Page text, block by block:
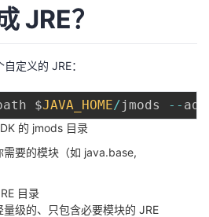
JRE？
定义的 JRE：
$JAVA_HOME/jmods -- add
的 jmods 目录
要的模块（如 java.base,
目录
级的、只包含必要模块的 JRE